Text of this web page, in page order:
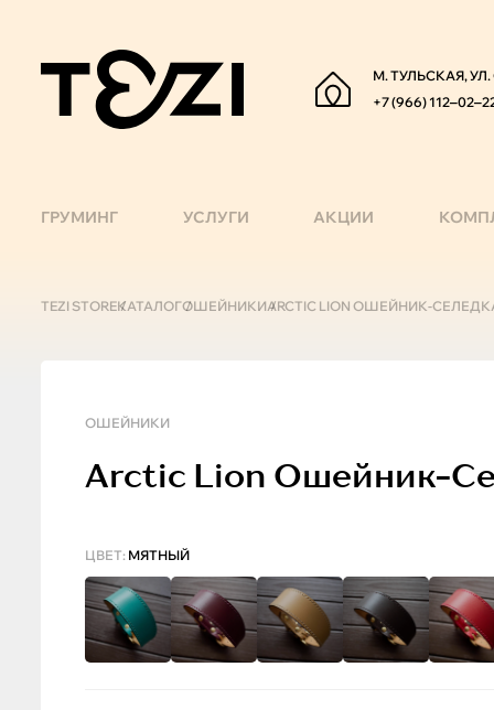
М. ТУЛЬСКАЯ,
+7 (966)
ГРУМИНГ УСЛУГИ АКЦИИ
TEZI STOREКАТАЛОГОШЕЙНИКИARCTIC LION ОШЕЙНИК-
ОШЕЙНИКИ
Arctic Lion Ошейник-
ЦВЕТ: МЯТНЫЙ